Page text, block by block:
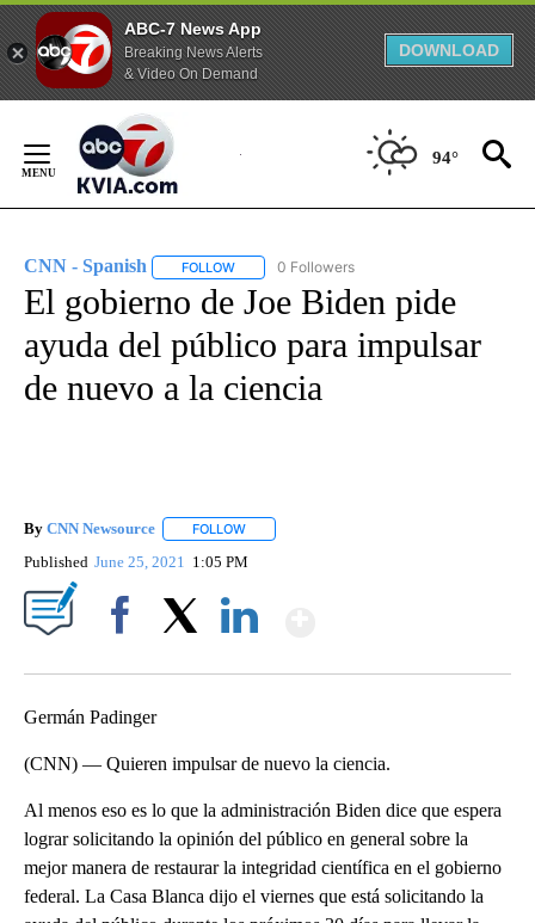
ABC-7 News App
Breaking News Alerts
& Video On Demand
DOWNLOAD
Content
94°
CNN - Spanish FOLLOW FOLLOW "CNN - SPANISH" TO RECEIVE
0 Followers
El gobierno de Joe Biden pide
ayuda del público para impulsar
de nuevo a la ciencia
By CNN Newsource FOLLOW
Published June 25, 2021 1:05 PM
Germán Padinger
(CNN) — Quieren impulsar de nuevo la ciencia.
Al menos eso es lo que la administración Biden dice que espera
lograr solicitando la opinión del público en general sobre la
mejor manera de restaurar la integridad científica en el gobierno
federal. La Casa Blanca dijo el viernes que está solicitando la